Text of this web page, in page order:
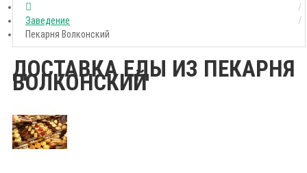
Заведение
Пекарня Волконский
ДОСТАВКА ЕДЫ ИЗ ПЕКАРНЯ
ВОЛКОНСКИЙ